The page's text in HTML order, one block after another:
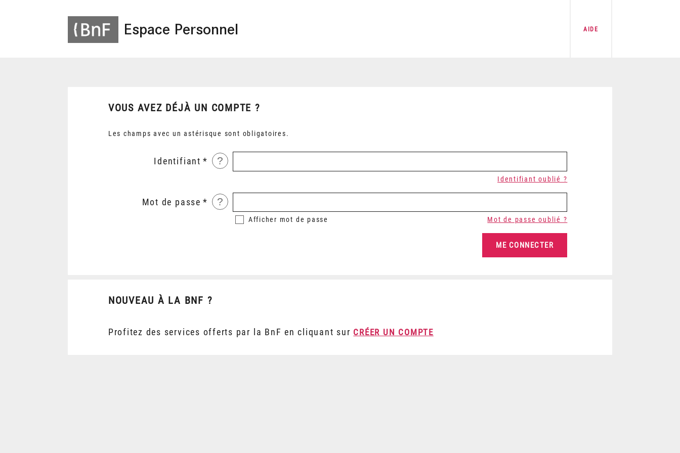
Espace Personnel AIDE
VOUS AVEZ DÉJÀ UN COMPTE ?
Les champs avec un astérisque sont obligatoires.
Identifiant ?
Identifiant oublié ?
Mot de passe ?
Afficher mot de passe Mot de passe oublié ?
NOUVEAU À LA BNF ?
Profitez des services offerts par la BnF en cliquant sur CRÉER UN COMPTE